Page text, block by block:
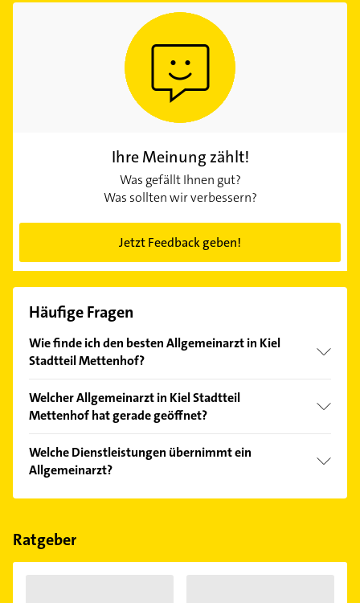
Ihre Meinung zählt!
Was gefällt Ihnen gut?
Was sollten wir verbessern?
Jetzt Feedback geben!
Häufige Fragen
Wie finde ich den besten Allgemeinarzt in Kiel
Stadtteil Mettenhof?
Kundenmeinungen und profitieren Sie von den
Empfehlungen. Die Suchergebnisse können Sie sich
Welcher Allgemeinarzt in Kiel Stadtteil
Mettenhof hat gerade geöffnet?
Bitte beachten Sie, dass diese an Sonn- und
Feiertagen abweichen können.
Welche Dienstleistungen übernimmt ein
Allgemeinarzt?
Folgende Leistungen werden angeboten: Blutbild,
Blutzuckerbestimmung und Diagnostik.
Ratgeber